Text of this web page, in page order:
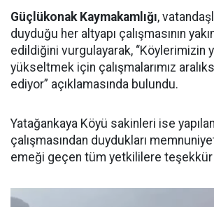
Güçlükonak Kaymakamlığı,
duyduğu her altyapı çalışmasının
edildiğini vurgulayarak, “Köylerimizin
yükseltmek için çalışmalarımız
ediyor” açıklamasında bulundu.
Yatağankaya Köyü sakinleri ise
çalışmasından duydukları
emeği geçen tüm yetkililere